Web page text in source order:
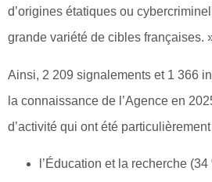
d’origines étatiques ou
grande variété de cibles françaises.
Ainsi, 2 209 signalements et 1 366
la connaissance de l’Agence en
d’activité qui ont été
l’Éducation et la recherche (34